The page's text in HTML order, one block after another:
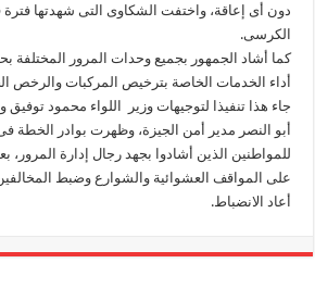
دون أى إعاقة، واختفت الشكاوى التى شهدتها
الكرسى.
كما أشاد الجمهور بجميع وحدات المرور المختلفة
أداء الخدمات الخاصة بترخيص المركبات والرخص
جاء هذا تنفيذا لتوجيهات وزير اللواء محمود توفيق
أبو النصر مدير أمن الجيزة، وظهرت بوادر الخطة
للمواطنين الذين أشادوا بجهد رجال إدارة
على المواقف العشوائية والشوارع وضبط
أعاد الانضباط.